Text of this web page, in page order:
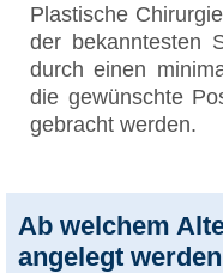
Plastische
der bekanntesten
durch einen
die gewünschte
gebracht werden.
Ab welchem
angelegt